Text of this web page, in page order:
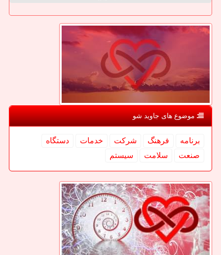
موضوع های جاوید شو
برنامه فرهنگ شركت خدمات
دستگاه
صنعت
سلامت سیستم